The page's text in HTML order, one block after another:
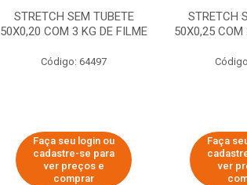
STRETCH SEM TUBETE
50X0,20 COM 3 KG DE FILME
Código: 64497
Faça seu login ou
cadastre-se para
ver preços e
comprar
STRETCH
50X0,25 COM
Faça
ver